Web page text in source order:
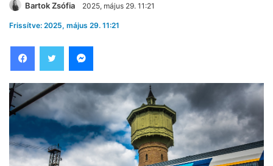
Bartok Zsófia 2025, május 29. 11:21
Frissítve: 2025, május 29. 11:21